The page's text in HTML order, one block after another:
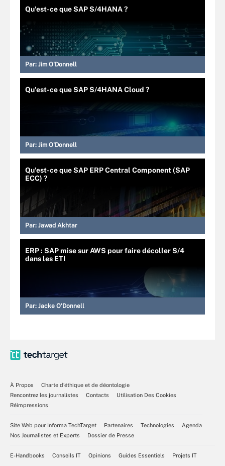
Qu'est-ce que SAP S/4HANA ?
Par: Jim O'Donnell
Qu'est-ce que SAP S/4HANA Cloud ?
Par: Jim O'Donnell
Qu'est-ce que SAP ERP Central Component (SAP
ECC) ?
Par: Jawad Akhtar
ERP : SAP mise sur AWS pour faire décoller S/4
dans les ETI
Par: Jacke O'Donnell
À Propos
Charte d’éthique et de déontologie
Rencontrez les journalistes
Contacts
Utilisation Des Cookies
Réimpressions
Site Web pour Informa TechTarget Partenaires Technologies
Agenda
Nos Journalistes et Experts
Dossier de Presse
E-Handbooks Conseils IT Opinions Guides Essentiels Projets IT